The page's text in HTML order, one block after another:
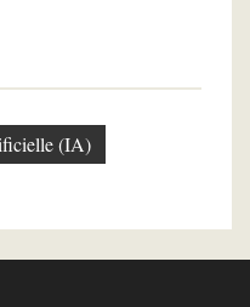
(IA)